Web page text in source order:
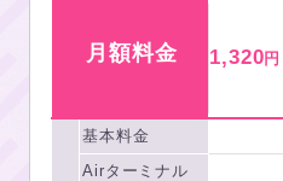
月額料金 1,320円
基本料金
Airターミナル